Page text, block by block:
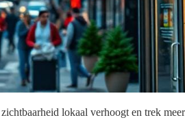
lokaal verhoogt en trek